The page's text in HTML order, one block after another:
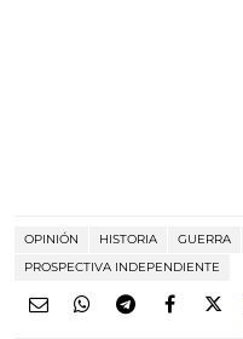
OPINIÓN HISTORIA GUERRA
PROSPECTIVA INDEPENDIENTE